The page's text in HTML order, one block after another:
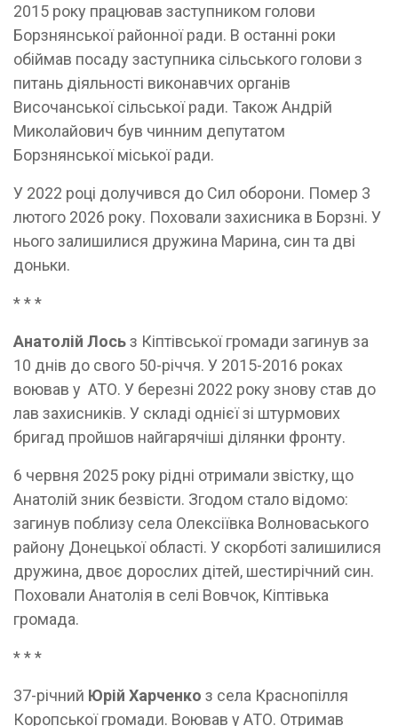
2015 року працював заступником голови
Борзнянської районної ради. В останні роки
обіймав посаду заступника сільського голови з
питань діяльності виконавчих органів
Височанської сільської ради. Також Андрій
Миколайович був чинним депутатом
Борзнянської міської ради.
У 2022 році долучився до Сил оборони. Помер 3
лютого 2026 року. Поховали захисника в Борзні. У
нього залишилися дружина Марина, син та дві
доньки.
* * *
Анатолій Лосьз Кіптівської громади загинув за
10 днів до свого 50-річчя. У 2015-2016 роках
воював у АТО. У березні 2022 року знову став до
лав захисників. У складі однієї зі штурмових
бригад пройшов найгарячіші ділянки фронту.
6 червня 2025 року рідні отримали звістку, що
Анатолій зник безвісти. Згодом стало відомо:
загинув поблизу села Олексіївка Волноваського
району Донецької області. У скорботі залишилися
дружина, двоє дорослих дітей, шестирічний син.
Поховали Анатолія в селі Вовчок, Кіптівька
громада.
* * *
37-річний Юрій Харченко з села Краснопілля
Коропської громади. Воював у АТО. Отримав